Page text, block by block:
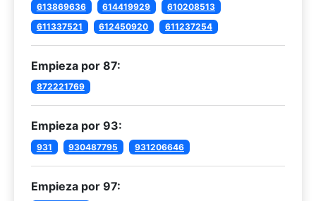
613869636 614419929
610208513
611337521
612450920 611237254
Empieza por 87:
872221769
Empieza por 93:
931 930487795 931206646
Empieza por 97: